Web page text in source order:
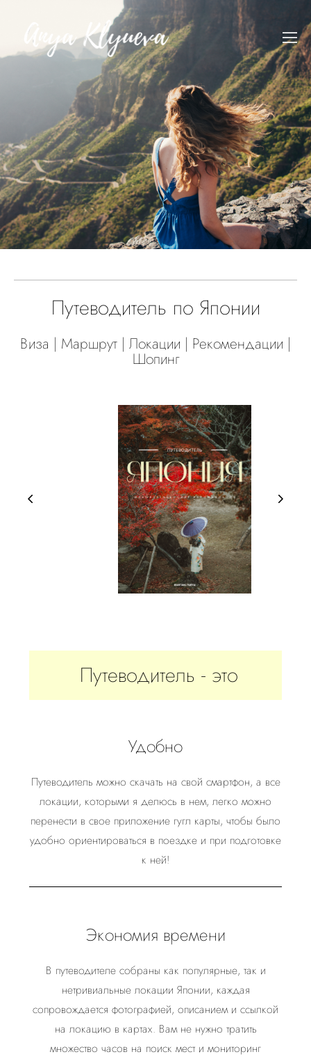
Путеводитель по Японии
Виза | Маршрут | Локации | Рекомендации |
Шопинг
Путеводитель - это
Удобно
Путеводитель можно скачать на свой смартфон, а все
локации, которыми я делюсь в нем, легко можно
перенести в свое приложение гугл карты, чтобы было
удобно ориентироваться в поездке и при подготовке
к ней!
Экономия времени
В путеводителе собраны как популярные, так и
нетривиальные локации Японии, каждая
сопровождается фотографией, описанием и ссылкой
на локацию в картах. Вам не нужно тратить
множество часов на поиск мест и мониторинг